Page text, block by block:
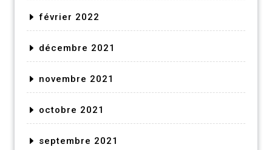
février 2022
décembre 2021
novembre 2021
octobre 2021
septembre 2021